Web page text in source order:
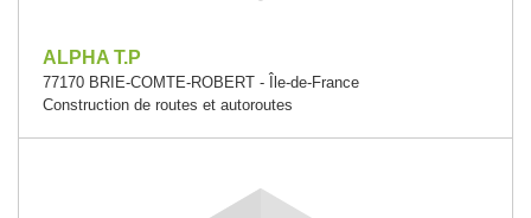
ALPHA T.P
77170 BRIE-COMTE-ROBERT - Île-de-France
Construction de routes et autoroutes